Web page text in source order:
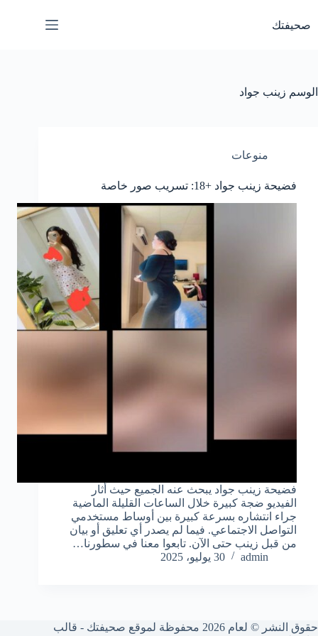
المحتوى
صحيفتك
الوسم زينب جواد
منوعات
فضيحة زينب جواد +18: تسريب صور خاصة
فضيحة زينب جواد يبحث عنه الجميع حيث أثار
الفيديو ضجة كبيرة خلال الساعات القليلة الماضية
جراء انتشاره بسرعة كبيرة بين أوساط مستخدمي
التواصل الاجتماعي. فيما لم يصدر أي تعليق أو بيان
من قبل زينب حتى الآن. تابعوا معنا في سطورنا…
admin
30 يوليو، 2025
حقوق النشر © لعام 2026 محفوظة لموقع صحيفتك - قالب